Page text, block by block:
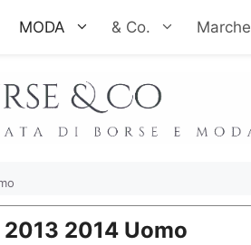
MODA & Co. Marche
2014 Uomo